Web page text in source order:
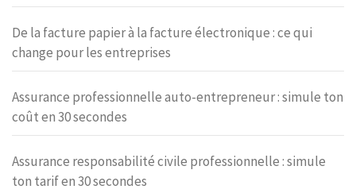
De la facture papier à la facture électronique : ce qui
change pour les entreprises
Assurance professionnelle auto-entrepreneur : simule ton
coût en 30 secondes
Assurance responsabilité civile professionnelle : simule
ton tarif en 30 secondes